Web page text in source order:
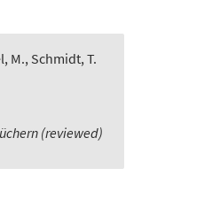
M., Schmidt, T.
(reviewed)